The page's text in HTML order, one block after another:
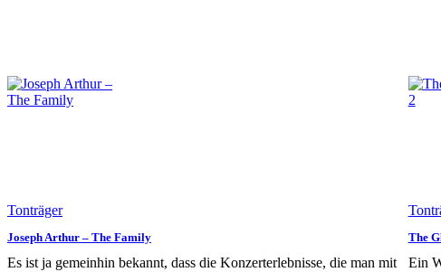
Tonträger
Joseph Arthur – The Family
Es ist ja gemeinhin bekannt, dass die Konzerterlebnisse, die man mit
The
Ein